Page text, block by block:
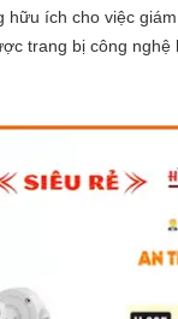
hữu ích cho việc